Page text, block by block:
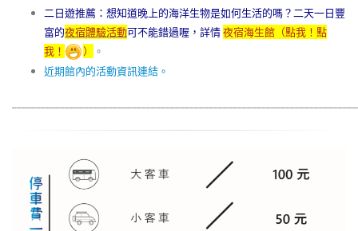
二日遊推薦： 想知道晚上的海洋生物是如何生活的嗎？二天一日豐
富的夜宿體驗活動可不能錯過喔，詳情夜宿海生館（點我！點
我！
）
。
近期館內的活動資訊連結。